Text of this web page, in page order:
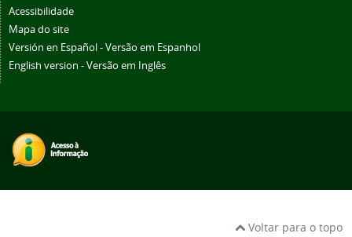
Acessibilidade
Mapa do site
Versión en Español - Versão em Espanhol
English version - Versão em Inglês
Voltar para o topo